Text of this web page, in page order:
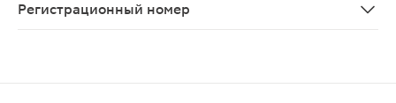
Регистрационный номер